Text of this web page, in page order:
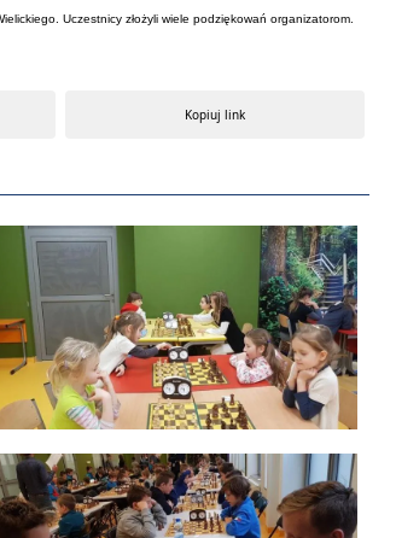
Uczestnicy złożyli wiele podziękowań organizatorom.
Kopiuj link